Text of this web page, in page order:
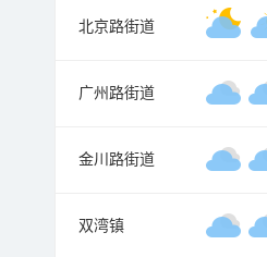
北京路街道
广州路街道
金川路街道
双湾镇